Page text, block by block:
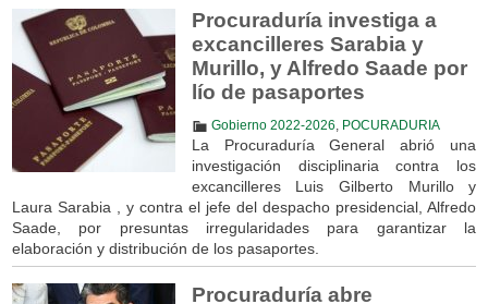
Procuraduría investiga a
excancilleres Sarabia y
Murillo, y Alfredo Saade por
lío de pasaportes
Gobierno 2022-2026 POCURADURIA
La Procuraduría General abrió una
investigación disciplinaria contra los
excancilleres Luis Gilberto Murillo y
Laura Sarabia , y contra el jefe del despacho presidencial, Alfredo
Saade, por presuntas irregularidades para garantizar la
elaboración y distribución de los pasaportes.
Procuraduría abre